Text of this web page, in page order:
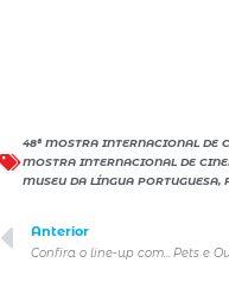
48ª MOSTRA INTERNACIONAL DE
MOSTRA INTERNACIONAL DE
MUSEU DA LÍNGUA PORTUGUESA,
Anterior